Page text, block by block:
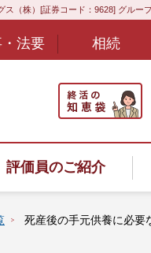
（株）[証券コード：9628] グルー
法要 相続
評価員のご紹介
死産後の手元供養に必要